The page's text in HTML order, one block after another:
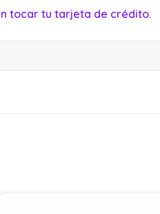
tocar tu tarjeta de crédito.